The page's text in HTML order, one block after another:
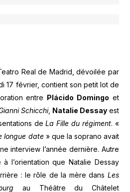
Real de Madrid, dévoilée par
17 février, contient son petit lot de
entre Plácido Domingo et
Schicchi, Natalie Dessayest
deLa Fille du régiment. «
longue date» que la soprano avait
interview l’année dernière. Autre
l’orientation que Natalie Dessay
: le rôle de la mère dans Les
au Théâtre du Châtelet